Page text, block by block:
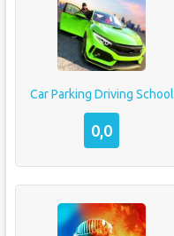
Car Parking Driving School
0,0